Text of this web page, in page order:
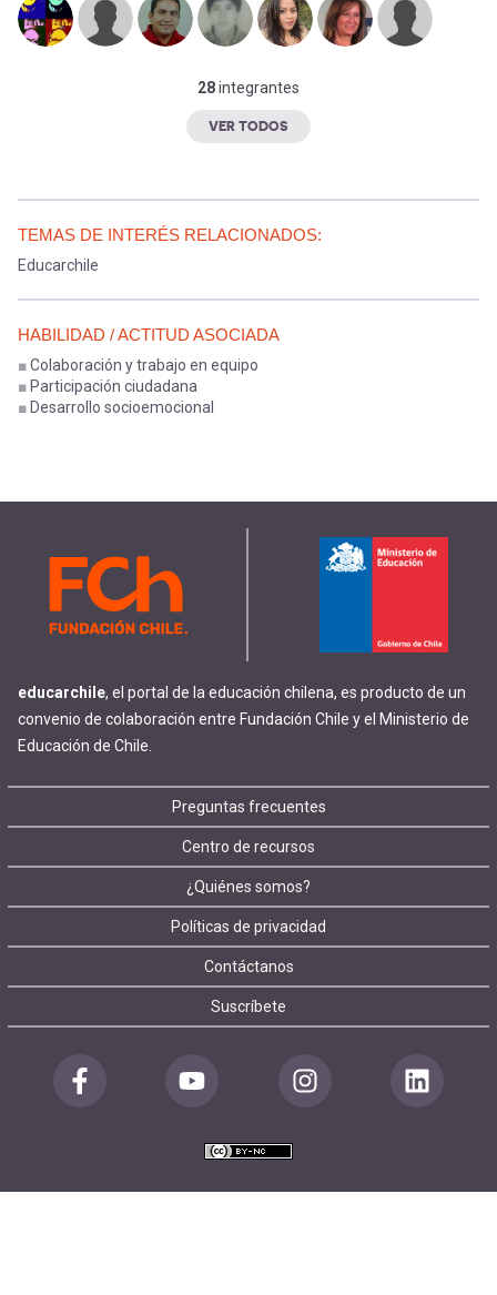
VER TODOS
28integrantes
TEMAS DE INTERÉS RELACIONADOS:
Educarchile
HABILIDAD / ACTITUD ASOCIADA
Colaboración y trabajo en equipo
Participación ciudadana
Desarrollo socioemocional
educarchile, el portal de la educación chilena, es producto de un
convenio de colaboración entre Fundación Chile y el Ministerio de
Educación de Chile.
Footer
menu
Preguntas frecuentes
Centro de recursos
¿Quiénes somos?
Políticas de privacidad
Contáctanos
Suscríbete
Redes